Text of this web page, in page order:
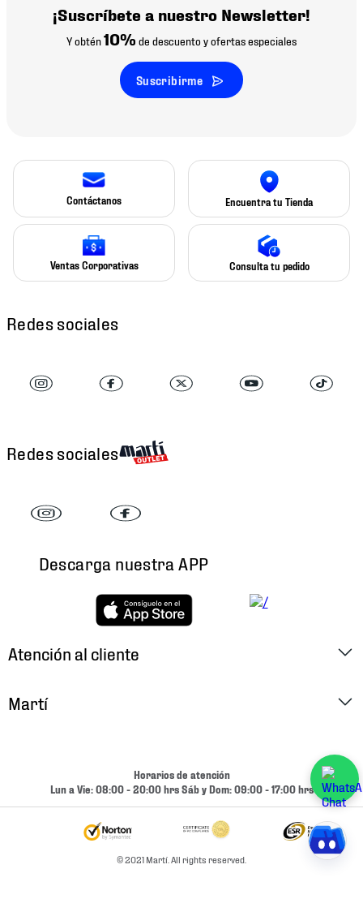
¡Suscríbete a nuestro Newsletter!
Y obtén10% de descuento y ofertas especiales
Suscribirme
Contáctanos Encuentra tu Tienda
Ventas Corporativas Consulta tu pedido
Redes sociales
Redes sociales
Descarga nuestra APP
Atención al cliente
Cambios y Devoluciones
Condiciones de Entrega
Martí
Términos y Condiciones
Horarios de atención
Lun a Vie: 08:00 - 20:00 hrs Sáb y Dom: 09:00 - 17:00 hrs
© 2021 Martí. All rights reserved.